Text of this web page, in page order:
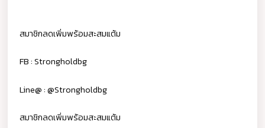
สมาชิกลดเพิ่มพร้อมสะสมแต้ม
FB : Strongholdbg
Line@ : @Strongholdbg
สมาชิกลดเพิ่มพร้อมสะสมแต้ม